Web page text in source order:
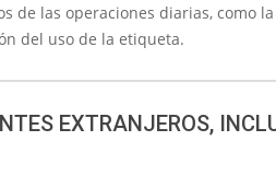
de las operaciones diarias, como la
del uso de la etiqueta.
EXTRANJEROS,